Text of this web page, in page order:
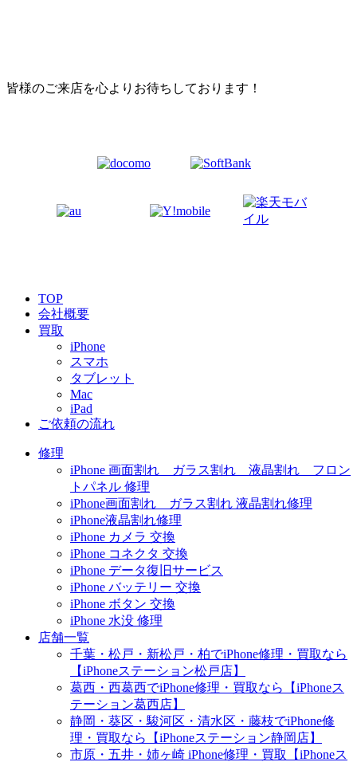
皆様のご来店を心よりお待ちしております！
TOP
会社概要
買取
iPhone
スマホ
タブレット
Mac
iPad
ご依頼の流れ
修理
iPhone 画面割れ ガラス割れ 液晶割れ フロン
トパネル 修理
iPhone画面割れ ガラス割れ 液晶割れ修理
iPhone液晶割れ修理
iPhone カメラ 交換
iPhone コネクタ 交換
iPhone データ復旧サービス
iPhone バッテリー 交換
iPhone ボタン 交換
iPhone 水没 修理
店舗一覧
千葉・松戸・新松戸・柏でiPhone修理・買取なら
【iPhoneステーション松戸店】
葛西・西葛西でiPhone修理・買取なら【iPhoneス
テーション葛西店】
静岡・葵区・駿河区・清水区・藤枝でiPhone修
理・買取なら【iPhoneステーション静岡店】
市原・五井・姉ヶ崎 iPhone修理・買取【iPhoneス